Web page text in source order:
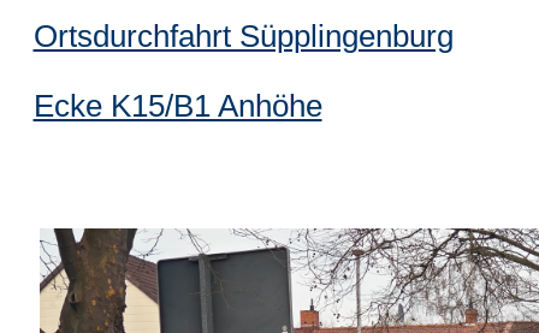
Ortsdurchfahrt Süpplingenburg
Ecke K15/B1 Anhöhe